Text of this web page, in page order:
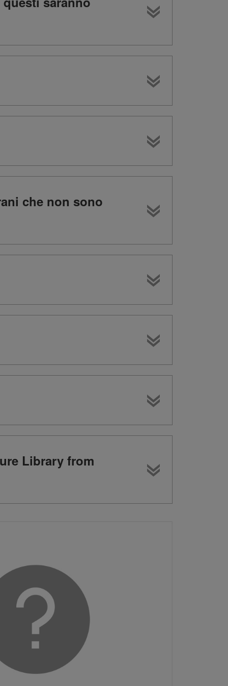
che non sono
Library from